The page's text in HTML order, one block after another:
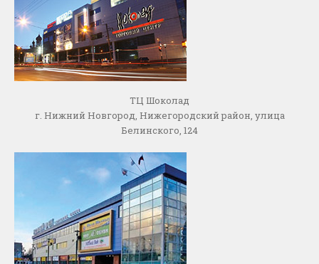
ТЦ Шоколад
г. Нижний Новгород, Нижегородский район, улица
Белинского, 124